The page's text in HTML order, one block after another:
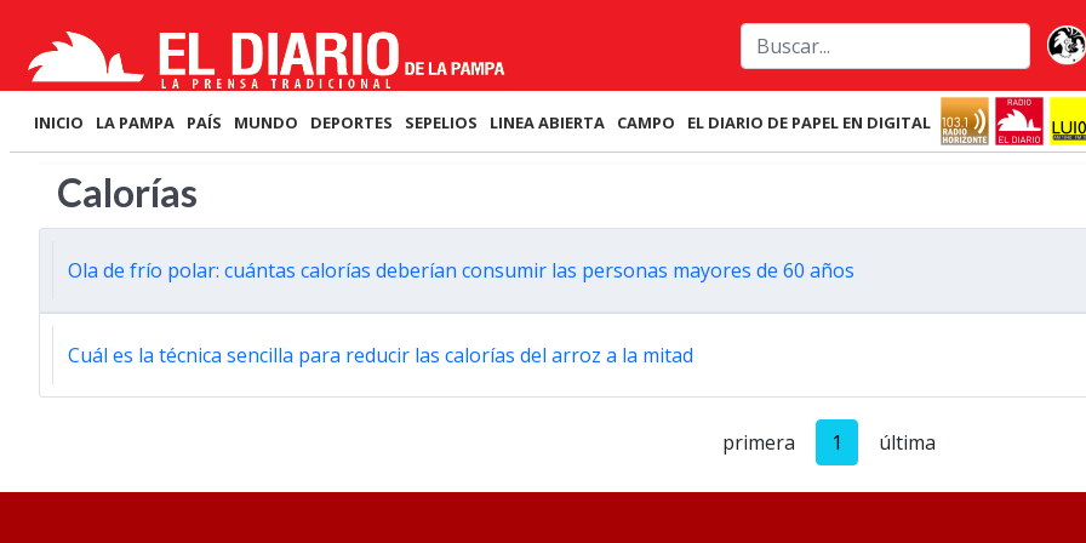
INICIO LA PAMPA PAÍS MUNDO DEPORTES SEPELIOS LINEA ABIERTA CAMPO EL DIARIO DE PAPEL EN DIGITAL
Calorías
Ola de frío polar: cuántas calorías deberían consumir las personas mayores de 60 años
Cuál es la técnica sencilla para reducir las calorías del arroz a la mitad
primera 1 última